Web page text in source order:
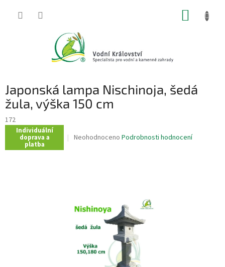
Japonská lampa Nischinoja, šedá
žula, výška 150 cm
172
Individuální
doprava a
platba
Průměrné
hvězdiček.
Neohodnoceno Podrobnosti hodnocení